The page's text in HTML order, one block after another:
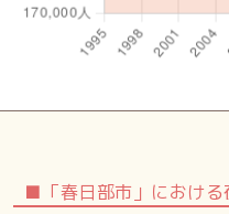
■「春日部市」におけ